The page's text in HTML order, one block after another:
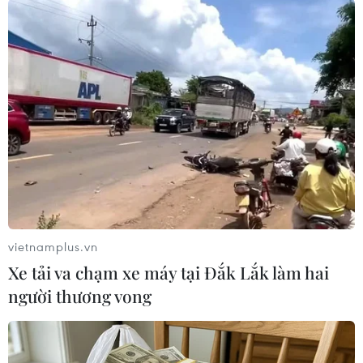
08/08/2026 15:21 05/08/2026 05:58
Lở đất tại Ethiopia khiến ít
nhất 14 người thiệt mạng
04/08/2026 10:53
Kế hoạch đồng tiền chung
Tây Phi đối mặt thách thức
03/08/2026 23:10
Nigeria: Hơn 100 người bị
Châu Phi tận dụng lợi thế
vietnamplus.vn
Xe tải va chạm xe máy tại Đắk Lắk làm hai
người thương vong